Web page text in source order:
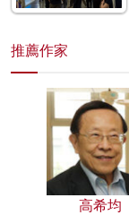
推薦作家
高希均